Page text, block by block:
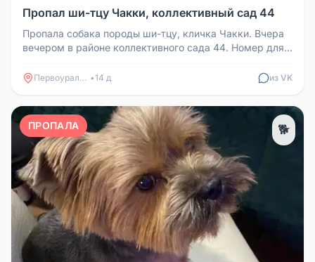
Пропал ши-тцу Чакки, коллективный сад 44
Пропала собака породы ши-тцу, кличка Чакки. Вчера
вечером в районе коллективного сада 44. Номер для
Первоуральск •14 д из VK
ПРОПАЛА 🐕